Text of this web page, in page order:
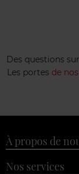
Des questions
Les portes de
À propos de
Nos services